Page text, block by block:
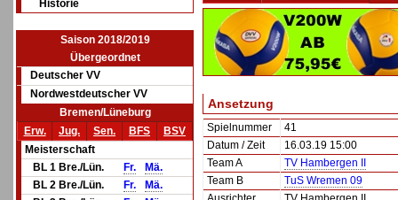
Historie
Saison 2018/2019
Übergeordnet
Deutscher VV
Nordwestdeutscher VV
Bremen/Lüneburg
Erw.
Jug. Sen. BFS
BSV
Meisterschaft
BL 1 Bre./Lün.
Fr.
Mä.
BL 2 Bre./Lün.
Fr.
Mä.
Ansetzung
Spielnummer
41
Datum / Zeit
16.03.19 15:00
Team A
TV Hambergen II
Team B
TuS Wremen 09